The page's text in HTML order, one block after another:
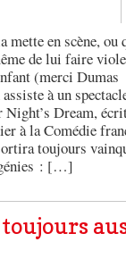
mette en scène, ou
de lui faire
(merci Dumas
à un
Dream,
à la Comédie
toujours
génies : […]